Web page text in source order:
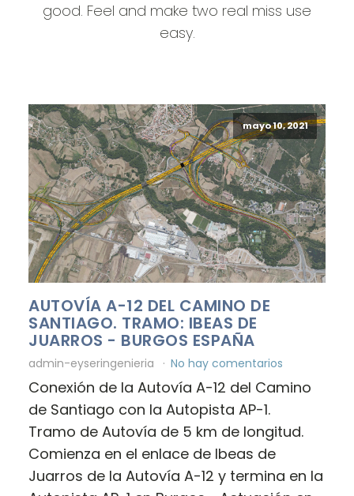
good. Feel and make two real miss use
easy.
mayo 10, 2021
AUTOVÍA A-12 DEL CAMINO DE
SANTIAGO. TRAMO: IBEAS DE
JUARROS - BURGOS ESPAÑA
admin-eyseringenieria No hay comentarios
Conexión de la Autovía A-12 del Camino
de Santiago con la Autopista AP-1.
Tramo de Autovía de 5 km de longitud.
Comienza en el enlace de Ibeas de
Juarros de la Autovía A-12 y termina en la